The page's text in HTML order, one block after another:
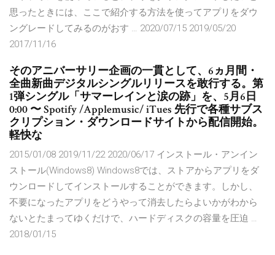
思ったときには、ここで紹介する方法を使ってアプリをダウ
ングレードしてみるのがおす … 2020/07/15 2019/05/20
2017/11/16
そのアニバーサリー企画の一貫として、6ヵ月間・
全曲新曲デジタルシングルリリースを敢行する。第
1弾シングル「サマーレインと涙の跡」を、5月6日
0:00 〜 Spotify /Applemusic/ iTues 先行で各種サブス
クリプション・ダウンロードサイトから配信開始。
軽快な
2015/01/08 2019/11/22 2020/06/17 インストール・アンイン
ストール(Windows8) Windows8では、ストアからアプリをダ
ウンロードしてインストールすることができます。しかし、
不要になったアプリをどうやって消去したらよいかがわから
ないとたまってゆくだけで、ハードディスクの容量を圧迫 …
2018/01/15